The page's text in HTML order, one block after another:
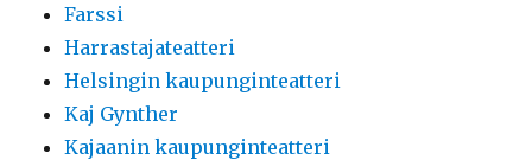
Farssi
Harrastajateatteri
Helsingin kaupunginteatteri
Kaj Gynther
Kajaanin kaupunginteatteri